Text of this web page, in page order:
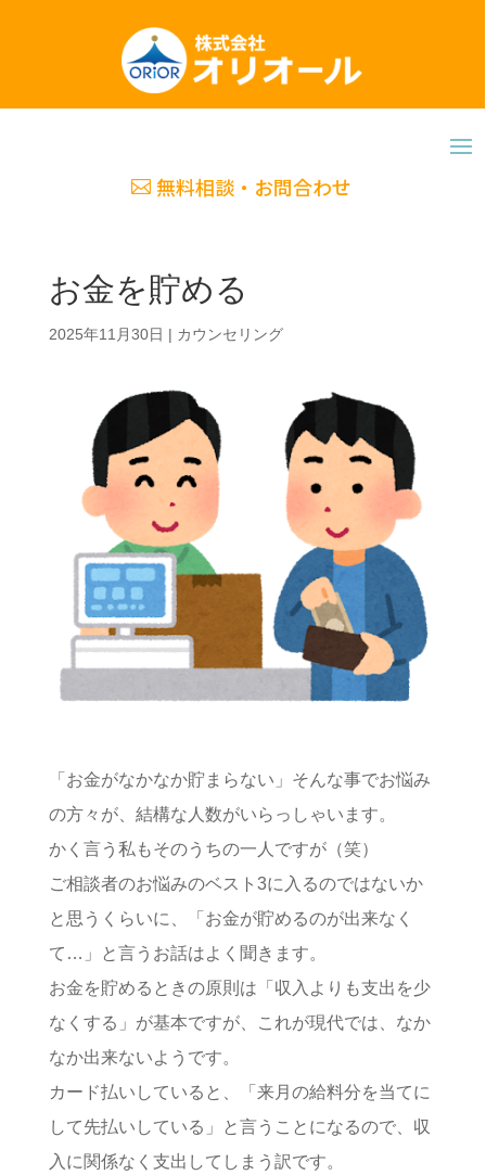
無料相談・お問合わせ
お金を貯める
2025年11月30日 | カウンセリング
「お金がなかなか貯まらない」そんな事でお悩み
の方々が、結構な人数がいらっしゃいます。
かく言う私もそのうちの一人ですが（笑）
ご相談者のお悩みのベスト3に入るのではないか
と思うくらいに、「お金が貯めるのが出来なく
て…」と言うお話はよく聞きます。
お金を貯めるときの原則は「収入よりも支出を少
なくする」が基本ですが、これが現代では、なか
なか出来ないようです。
カード払いしていると、「来月の給料分を当てに
して先払いしている」と言うことになるので、収
入に関係なく支出してしまう訳です。